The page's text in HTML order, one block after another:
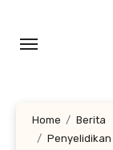
konten
Home
Berita